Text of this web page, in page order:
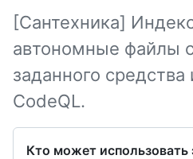
[Сантехника]
автономные файлы
заданного средства
CodeQL.
Кто может использовать